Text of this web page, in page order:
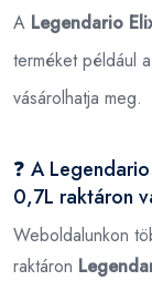
A Legendario
terméket például a
vásárolhatja meg.
❓ A
0,7L raktáron
Weboldalunkon
raktáron